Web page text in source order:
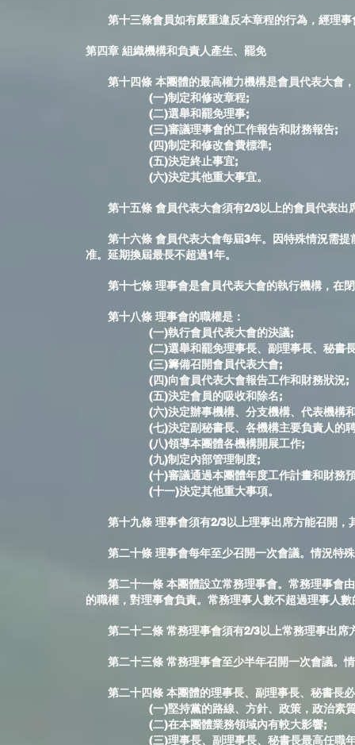
第十三條會員如有嚴重違反本章程的行為，經理事
第四章 組織機構和負責人產生、罷免
第十四條 本團體的最高權力機構是會員代表大會，
(一)制定和修改章程;
(二)選舉和罷免理事;
(三)審議理事會的工作報告和財務報告;
(四)制定和修改會費標準;
(五)決定終止事宜;
(六)決定其他重大事宜。
第十五條 會員代表大會須有2/3以上的會員代表出
第十六條 會員代表大會每屆3年。因特殊情況需提
准。延期換屆最長不超過1年。
第十七條 理事會是會員代表大會的執行機構，在閉
第十八條 理事會的職權是：
(一)執行會員代表大會的決議;
(二)選舉和罷免理事長、副理事長、秘書長
(三)籌備召開會員代表大會;
(四)向會員代表大會報告工作和財務狀況;
(五)決定會員的吸收和除名;
(六)決定辦事機構、分支機構、代表機構和實
(七)決定副秘書長、各機構主要負責人的
(八)領導本團體各機構開展工作;
(九)制定內部管理制度;
(十)審議通過本團體年度工作計畫和財務預(
(十一)決定其他重大事項。
第十九條 理事會須有2/3以上理事出席方能召開，
第二十條 理事會每年至少召開一次會議。情況特殊
第二十一條 本團體設立常務理事會。常務理事會由
的職權，對理事會負責。常務理事人數不超過理事人數
第二十二條 常務理事會須有2/3以上常務理事出席
第二十三條 常務理事會至少半年召開一次會議。情
第二十四條 本團體的理事長、副理事長、秘書長必
(一)堅持黨的路線、方針、政策，政治素
(二)在本團體業務領域內有較大影響;
(三)理事長、副理事長、秘書長最高任職年齡